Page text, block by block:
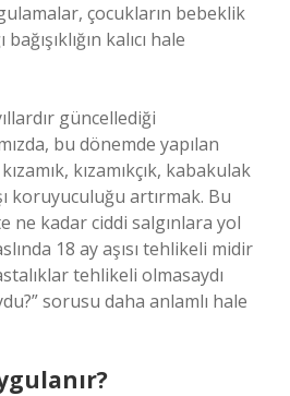
çocukların bebeklik
kalıcı hale
güncellediği
bu dönemde yapılan
kızamıkçık, kabakulak
koruyuculuğu artırmak. Bu
ne kadar ciddi salgınlara yol
18 ay aşısı tehlikeli midir
tehlikeli olmasaydı
sorusu daha anlamlı hale